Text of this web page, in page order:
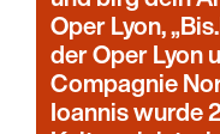
Oper Lyon,
der Oper Lyon
Compagnie
Ioannis wurde